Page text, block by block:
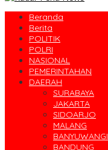
Beranda
Berita
POLITIK
POLRI
NASIONAL
PEMERINTAHAN
DAERAH
SURABAYA
JAKARTA
SIDOARJO
MALANG
BANYUWANGI
BANDUNG